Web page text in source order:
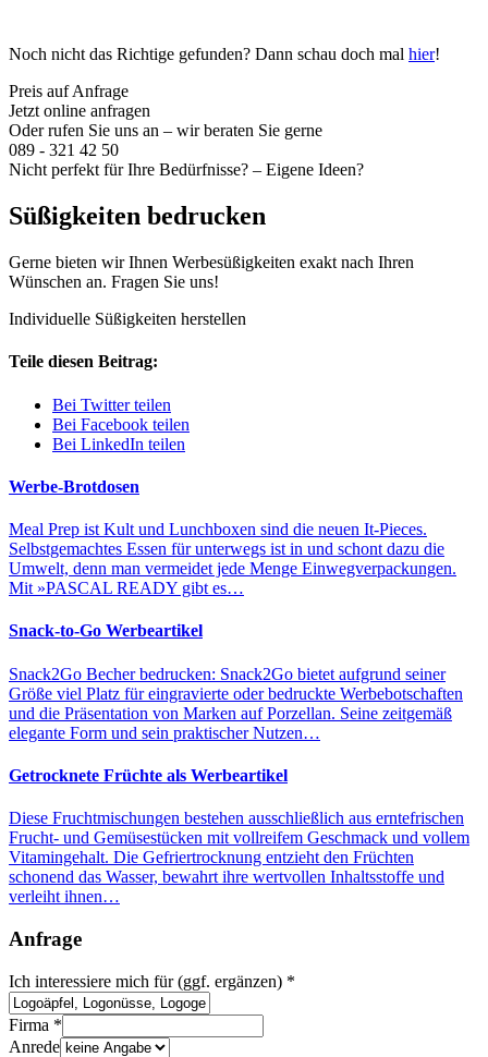
Noch nicht das Richtige gefunden? Dann schau doch mal hier!
Preis auf Anfrage
Jetzt online anfragen
Oder rufen Sie uns an – wir beraten Sie gerne
089 - 321 42 50
Nicht perfekt für Ihre Bedürfnisse? – Eigene Ideen?
Süßigkeiten bedrucken
Gerne bieten wir Ihnen Werbesüßigkeiten exakt nach Ihren
Wünschen an. Fragen Sie uns!
Individuelle Süßigkeiten herstellen
Teile diesen Beitrag:
Bei Twitter teilen
Bei Facebook teilen
Bei LinkedIn teilen
Werbe-Brotdosen
Meal Prep ist Kult und Lunchboxen sind die neuen It-Pieces.
Selbstgemachtes Essen für unterwegs ist in und schont dazu die
Umwelt, denn man vermeidet jede Menge Einwegverpackungen.
Mit »PASCAL READY gibt es…
Snack-to-Go Werbeartikel
Snack2Go Becher bedrucken: Snack2Go bietet aufgrund seiner
Größe viel Platz für eingravierte oder bedruckte Werbebotschaften
und die Präsentation von Marken auf Porzellan. Seine zeitgemäß
elegante Form und sein praktischer Nutzen…
Getrocknete Früchte als Werbeartikel
Diese Fruchtmischungen bestehen ausschließlich aus erntefrischen
Frucht- und Gemüsestücken mit vollreifem Geschmack und vollem
Vitamingehalt. Die Gefriertrocknung entzieht den Früchten
schonend das Wasser, bewahrt ihre wertvollen Inhaltsstoffe und
verleiht ihnen…
Anfrage
Ich interessiere mich für (ggf. ergänzen) *
Firma *
Anrede